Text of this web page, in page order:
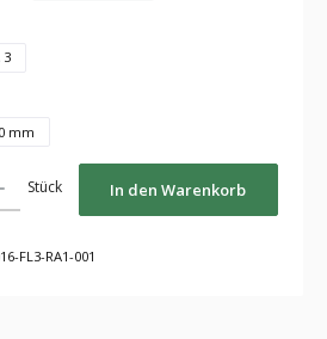
3
mm
Stück In den Warenkorb
FL3-RA1-001